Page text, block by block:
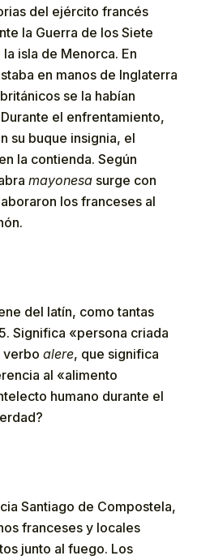
del ejército francés
la Guerra de los Siete
isla de Menorca. En
en manos de Inglaterra
se la habían
el enfrentamiento,
su buque insignia, el
la contienda. Según
mayonesa surge con
los franceses al
del latín, como tantas
Significa «persona criada
verbo alere, que significa
al «alimento
humano durante el
Santiago de Compostela,
franceses y locales
junto al fuego. Los